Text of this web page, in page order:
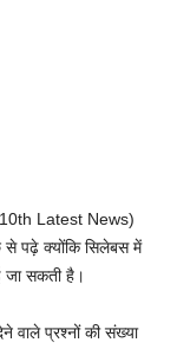
Latest News)
पढ़े क्योंकि सिलेबस में
जा सकती है।
वाले प्रश्नों की संख्या